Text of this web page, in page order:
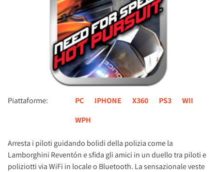
Piattaforme: PC IPHONE X360 PS3
WII
WPH
Arresta i piloti guidando bolidi della polizia come la
Lamborghini Reventón e sfida gli amici in un duello tra piloti e
poliziotti via WiFi in locale o Bluetooth. La sensazionale veste